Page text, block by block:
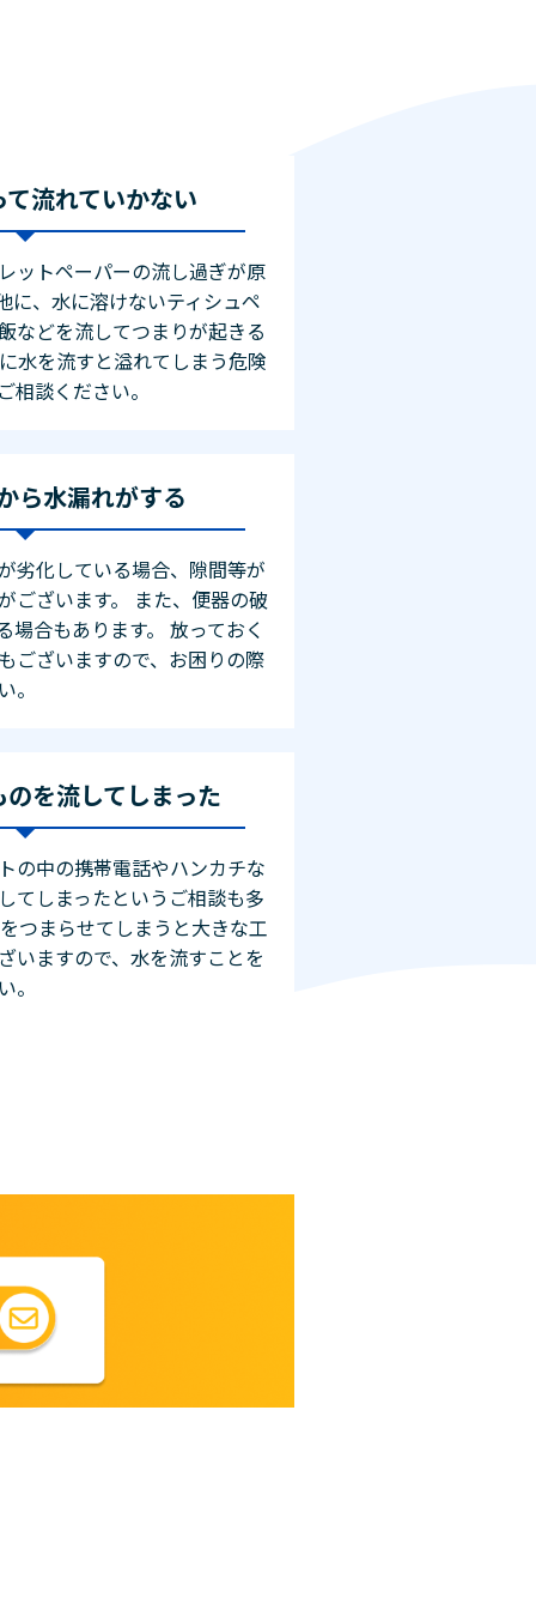
流れていかない
ットペーパーの流し過ぎが原
に、水に溶けないティシュペ
などを流してつまりが起きる
水を流すと溢れてしまう危険
相談ください。
ら水漏れがする
劣化している場合、隙間等が
ございます。 また、便器の破
場合もあります。 放っておく
ございますので、お困りの際
。
を流してしまった
の中の携帯電話やハンカチな
てしまったというご相談も多
つまらせてしまうと大きな工
いますので、水を流すことを
。